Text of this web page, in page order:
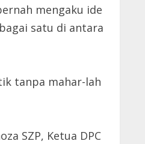
mengaku ide
satu di antara
tanpa mahar-lah
SZP, Ketua DPC